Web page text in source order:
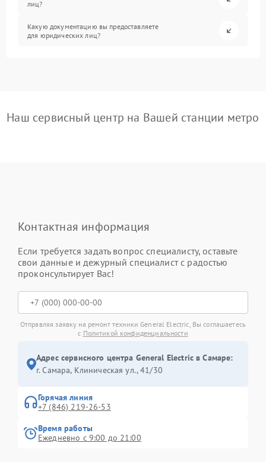
лиц?
Какую документацию вы предоставляете
для юридических лиц?
Наш сервисный центр на Вашей станции метро
Контактная информация
Если требуется задать вопрос специалисту, оставьте
свои данные и дежурный специалист с радостью
проконсультирует Вас!
Отправляя заявку на ремонт техники General Electric, Вы соглашаетесь
с Политикой конфиденциальности
Адрес сервисного центра General Electric в Самаре:
г. Самара, Клиническая ул., 41/30
Горячая линия
+7 (846) 219-26-53
Время работы
Ежедневно с 9:00 до 21:00